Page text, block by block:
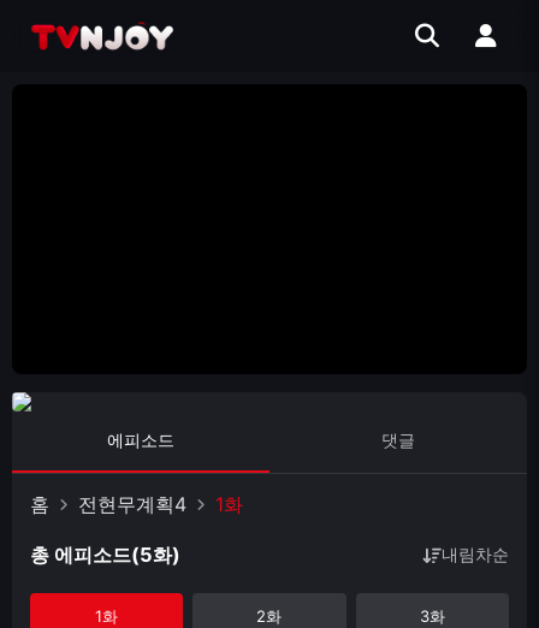
에피소드 댓글
홈 전현무계획4 1화
총 에피소드(5화) 내림차순
1화 2화 3화